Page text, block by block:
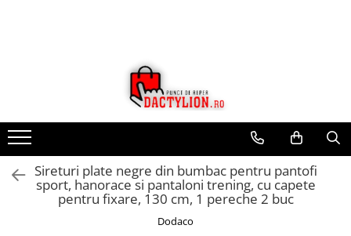
Sireturi plate negre din bumbac pentru pantofi
sport, hanorace si pantaloni trening, cu capete
pentru fixare, 130 cm, 1 pereche 2 buc
Dodaco